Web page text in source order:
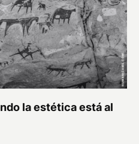
la estética está al